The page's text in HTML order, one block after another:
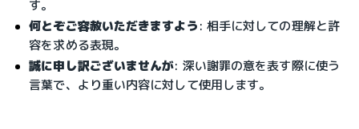
す。
何とぞご容赦いただきますよう: 相手に対しての理解と許
容を求める表現。
誠に申し訳ございませんが: 深い謝罪の意を表す際に使う
言葉で、より重い内容に対して使用します。